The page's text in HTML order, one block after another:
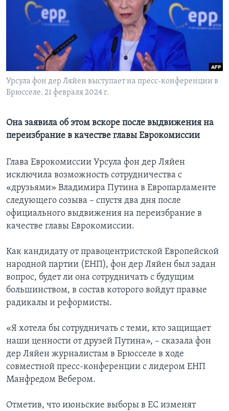
Learning English
СОЦИАЛЬНЫЕ СЕТИ
Языки
Урсула фон дер Ляйен выступает на пресс-конференции в
Брюсселе. 21 февраля 2024 г.
Она заявила об этом вскоре после выдвижения на
переизбрание в качестве главы Еврокомиссии
Глава Еврокомиссии Урсула фон дер Ляйен
исключила возможность сотрудничества с
«друзьями» Владимира Путина в Европарламенте
следующего созыва – спустя два дня после
официального выдвижения на переизбрание в
качестве главы Еврокомиссии.
Как кандидату от правоцентристской Европейской
народной партии (ЕНП), фон дер Ляйен был задан
вопрос, будет ли она сотрудничать с будущим
большинством, в состав которого войдут правые
радикалы и реформисты.
«Я хотела бы сотрудничать с теми, кто защищает
наши ценности от друзей Путина», – сказала фон
дер Ляйен журналистам в Брюсселе в ходе
совместной пресс-конференции с лидером ЕНП
Манфредом Вебером.
Отметив, что июньские выборы в ЕС изменят